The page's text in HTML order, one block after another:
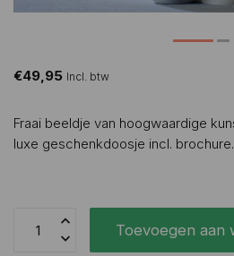
€49,95 Incl. btw
Fraai beeldje van hoogwaardige
luxe geschenkdoosje incl. brochure.
Toevoegen aan